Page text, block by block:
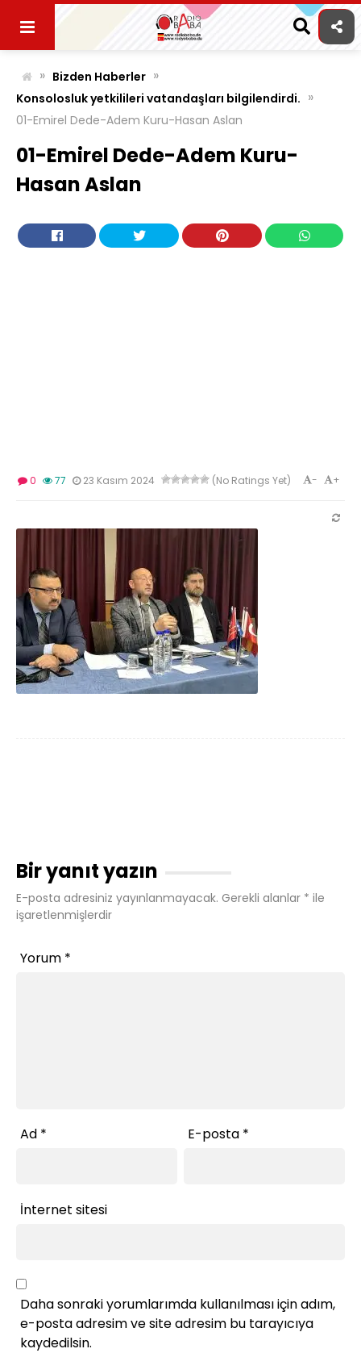
content
» Bizden Haberler »
Konsolosluk yetkilileri vatandaşları bilgilendirdi. »
01-Emirel Dede-Adem Kuru-Hasan Aslan
01-Emirel Dede-Adem Kuru-
Hasan Aslan
0 77 23 Kasım 2024 (No Ratings Yet) +
-
Bir yanıt yazın
E-posta adresiniz yayınlanmayacak. Gerekli alanlar * ile
işaretlenmişlerdir
Yorum *
Ad * E-posta *
İnternet sitesi
Daha sonraki yorumlarımda kullanılması için adım,
e-posta adresim ve site adresim bu tarayıcıya
kaydedilsin.